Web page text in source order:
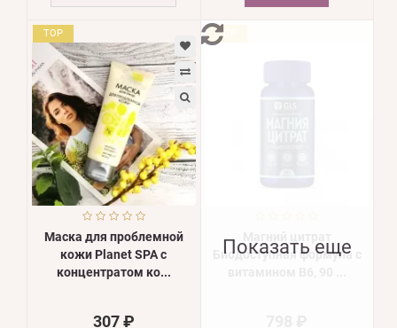
TOP
Маска для проблемной
кожи Planet SPA с
концентратом ко...
307 ₽
TOP
Биодоступная формула с
Показать еще